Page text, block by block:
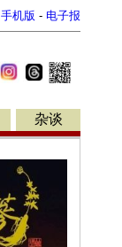
手机版 - 电子报
杂谈